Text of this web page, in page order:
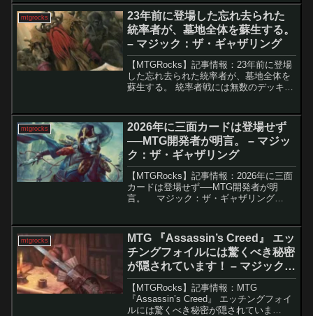
た。リリース直後に大きな変化が見られ
ました...
mtgrocks
23年前に登場した忘れ去られた
統率者が、墓地全体を蘇生する。
– マジック：ザ・ギャザリング
【MTGRocks】記事情報：23年前に登場
した忘れ去られた統率者が、墓地全体を
蘇生する。 統率者戦には無数のデッキ構
「汚らわしき者バルソー」は、墓地のク
リーチャーを一...
mtgrocks
2026年に三面カードは登場せず
──MTG開発者が明言。 – マジッ
ク：ザ・ギャザリング
【MTGRocks】記事情報：2026年に三面
カードは登場せず──MTG開発者が明
言。 マジック：ザ・ギャザリング
を集め続けています。中でも
「Universes...
mtgrocks
MTG 『Assassin’s Creed』 エッ
チングフォイルには驚くべき秘密
が隠されています！ – マジック：
ザ・ギャザリング
【MTGRocks】記事情報：MTG
『Assassin’s Creed』 エッチングフォイ
ルには驚くべき秘密が隠されていま